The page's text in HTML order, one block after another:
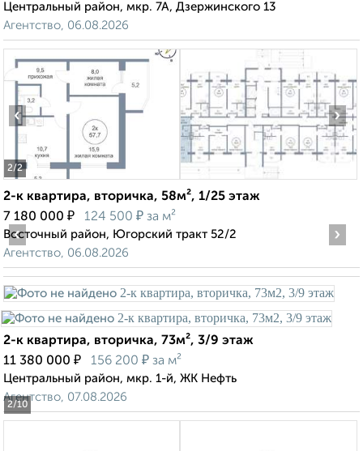
Центральный район, мкр. 7А, Дзержинского 13
Агентство, 06.08.2026
2/2
‹ ›
2-к квартира, вторичка, 58м², 1/25 этаж
7 180 000 ₽ 124 500 ₽ за м²
Восточный район, Югорский тракт 52/2
Агентство, 06.08.2026
2/10
‹ ›
2-к квартира, вторичка, 73м², 3/9 этаж
11 380 000 ₽ 156 200 ₽ за м²
Центральный район, мкр. 1-й, ЖК Нефть
Агентство, 07.08.2026